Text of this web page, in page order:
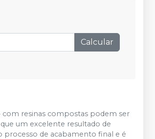
Calcular
resinas compostas podem ser
um excelente resultado de
processo de acabamento final e é